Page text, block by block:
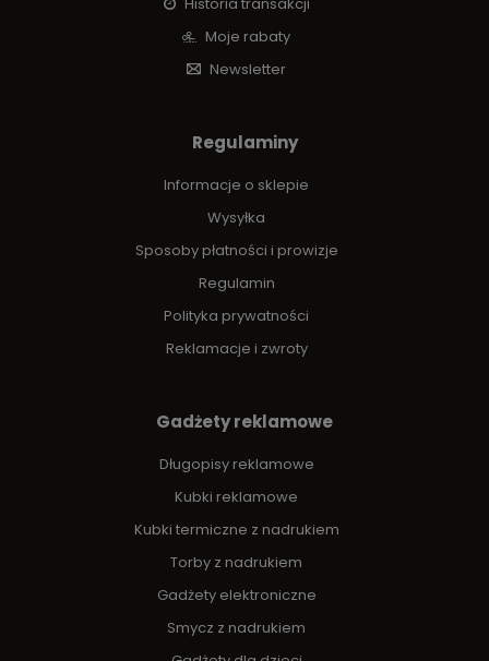
Moje rabaty
Newsletter
Regulaminy
Informacje o sklepie
Wysyłka
Sposoby płatności i prowizje
Regulamin
Polityka prywatności
Reklamacje i zwroty
Gadżety reklamowe
Długopisy reklamowe
Kubki reklamowe
Kubki termiczne z nadrukiem
Torby z nadrukiem
Gadżety elektroniczne
Smycz z nadrukiem